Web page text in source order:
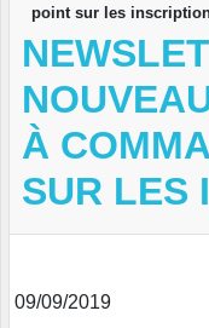
point sur les
À
SUR LES
09/09/2019